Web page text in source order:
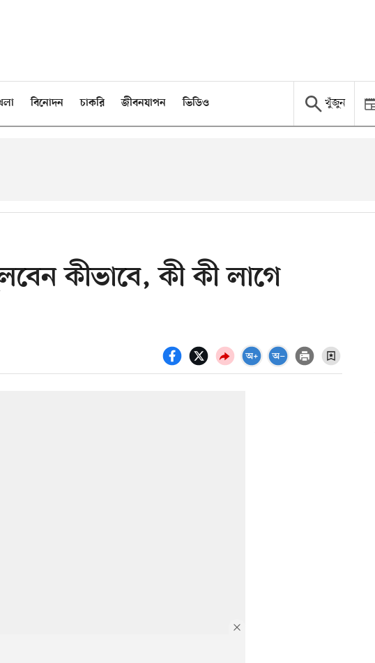
বিনোদন চাকরি জীবনযাপন ভিডিও খুঁজুন
কীভাবে, কী কী লাগে